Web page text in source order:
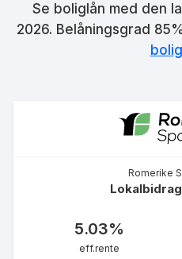
Fastrente
4.82
Se boliglån med den
2026. Belåningsgrad
Romerike
5.03%
eff.rente